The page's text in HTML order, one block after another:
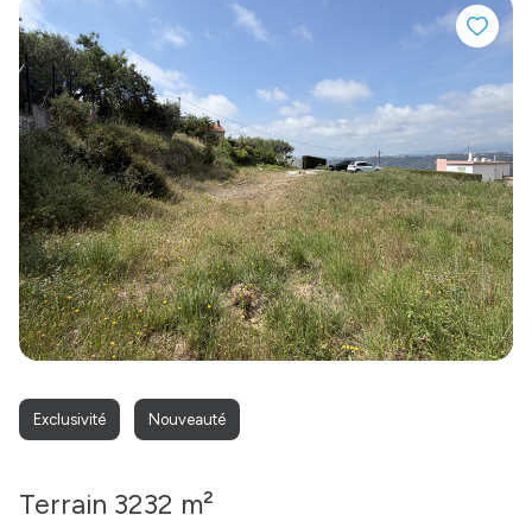
Exclusivité Nouveauté
Terrain 3232 m²